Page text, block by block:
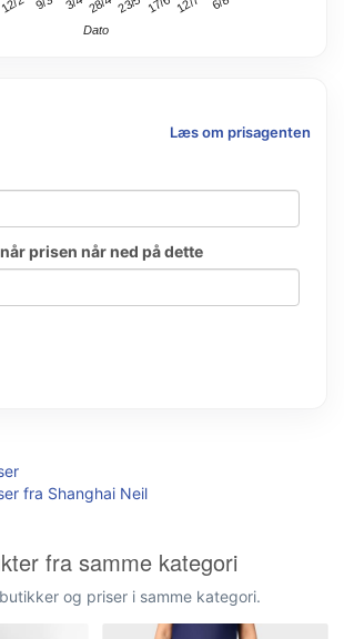
Dato
Læs om prisagenten
prisen når ned på dette
fra Shanghai Neil
fra samme kategori
og priser i samme kategori.